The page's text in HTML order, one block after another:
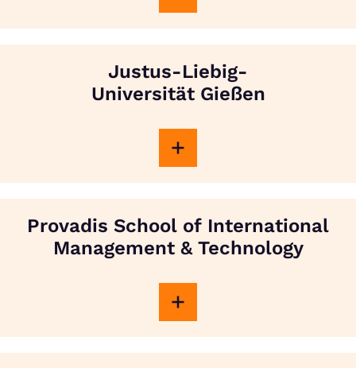
Justus-Liebig-
Universität Gießen
Provadis School of International
Management & Technology